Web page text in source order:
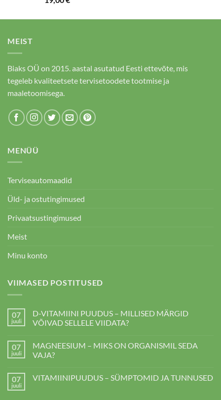
5.00
MEIST
Biaks OÜ on 2015. aastal asutatud Eesti ettevõte, mis
tegeleb kvaliteetsete tervisetoodete tootmise ja
maaletoomisega.
MENÜÜ
Terviseautomaadid
Üld- ja ostutingimused
Privaatsustingimused
Meist
Minu konto
VIIMASED POSTITUSED
07
juuli
D-VITAMIINI PUUDUS – MILLISED MÄRGID
VÕIVAD SELLELE VIIDATA?
PUUDUS
–
MILLISED
SELLELE
ei
ole
07
juuli
MAGNEESIUM – MIKS ON ORGANISMIL SEDA
VAJA?
MIKS
ei
07
juuli
VITAMIINIPUUDUS – SÜMPTOMID JA TUNNUSED